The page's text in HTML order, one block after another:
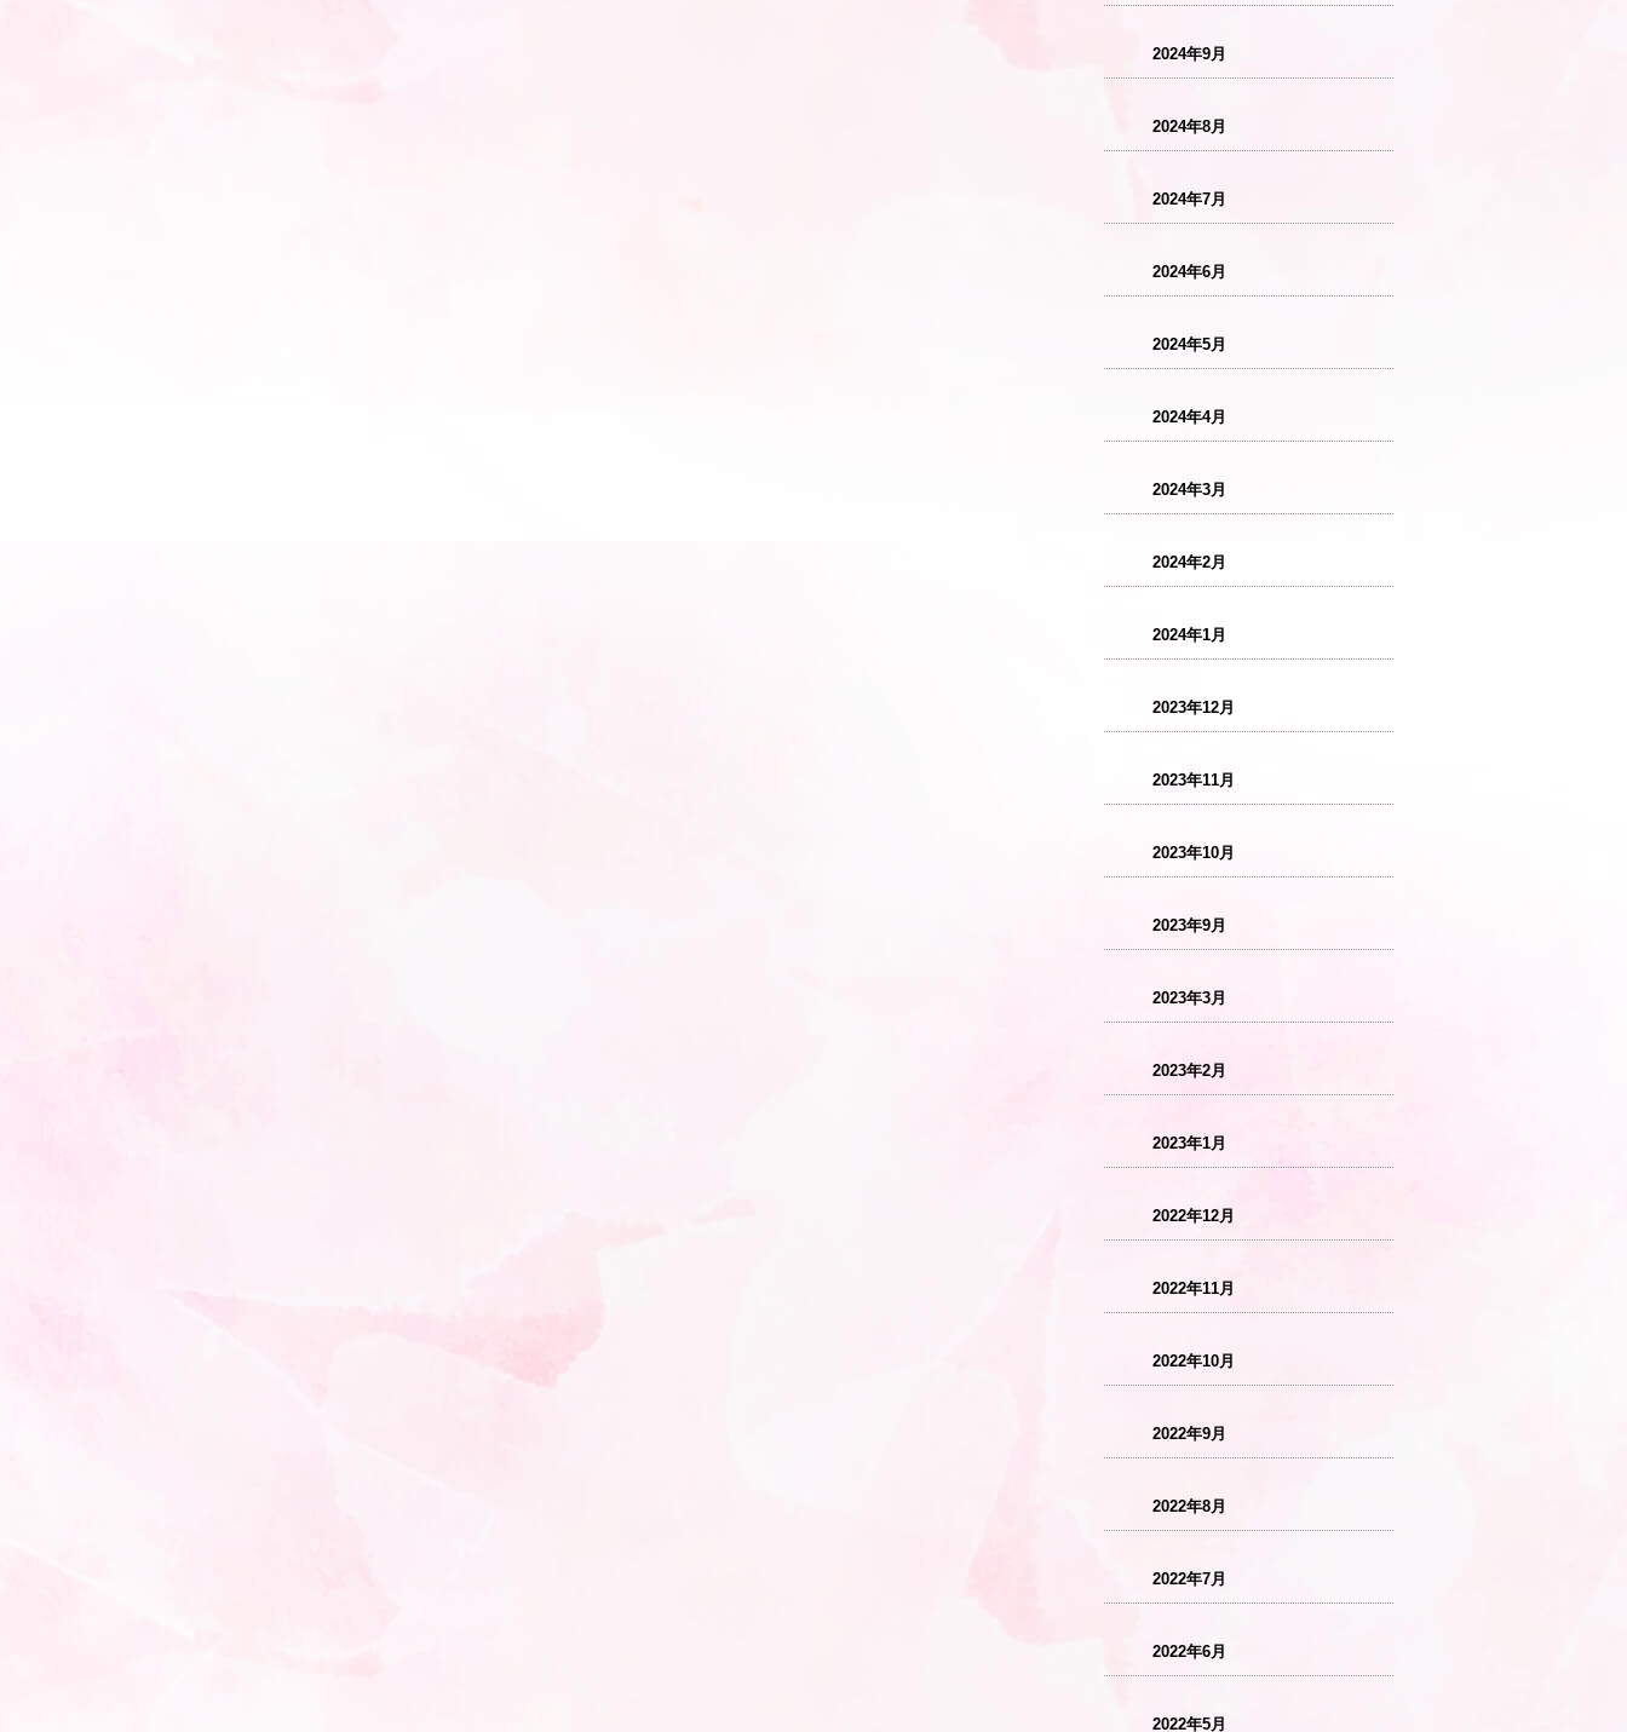
2024年9月
2024年8月
2024年7月
2024年6月
2024年5月
2024年4月
2024年3月
2024年2月
2024年1月
2023年12月
2023年11月
2023年10月
2023年9月
2023年3月
2023年2月
2023年1月
2022年12月
2022年11月
2022年10月
2022年9月
2022年8月
2022年7月
2022年6月
2022年5月